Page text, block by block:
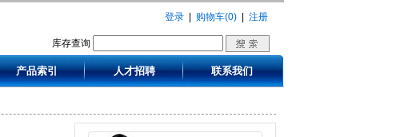
登录 购物车(0) 注册
库存查询
产品索引 人才招聘 联系我们